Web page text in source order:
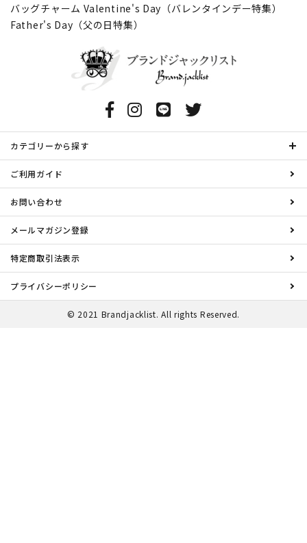
バッグチャーム Valentine's Day（バレンタインデー特集）
Father's Day（父の日特集）
カテゴリーから探す
ご利用ガイド
お問い合わせ
メールマガジン登録
特定商取引法表示
プライバシーポリシー
© 2021 Brandjacklist. All rights Reserved.